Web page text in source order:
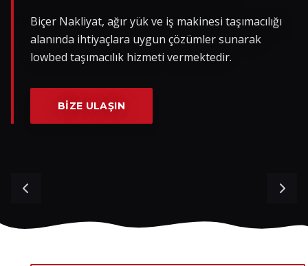
İletişim
Biçer Nakliyat, ağır yük ve iş makinesi taşımacılığı
alanında ihtiyaçlara uygun çözümler sunarak
lowbed taşımacılık hizmeti vermektedir.
BIZE ULAŞIN